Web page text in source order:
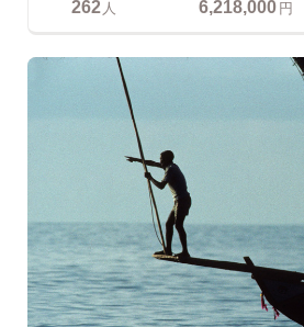
262人 6,218,000円